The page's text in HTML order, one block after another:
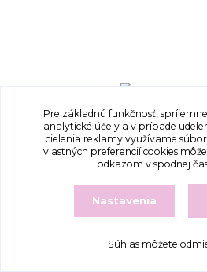
Wool Rich -
8,93 €/ks
Pridať
Pre základnú funkčnosť,
analytické účely a v prípade
cielenia reklamy využívame
vlastných preferencií cookies
odkazom v spodnej
Nastavenia
Súhlas môžete